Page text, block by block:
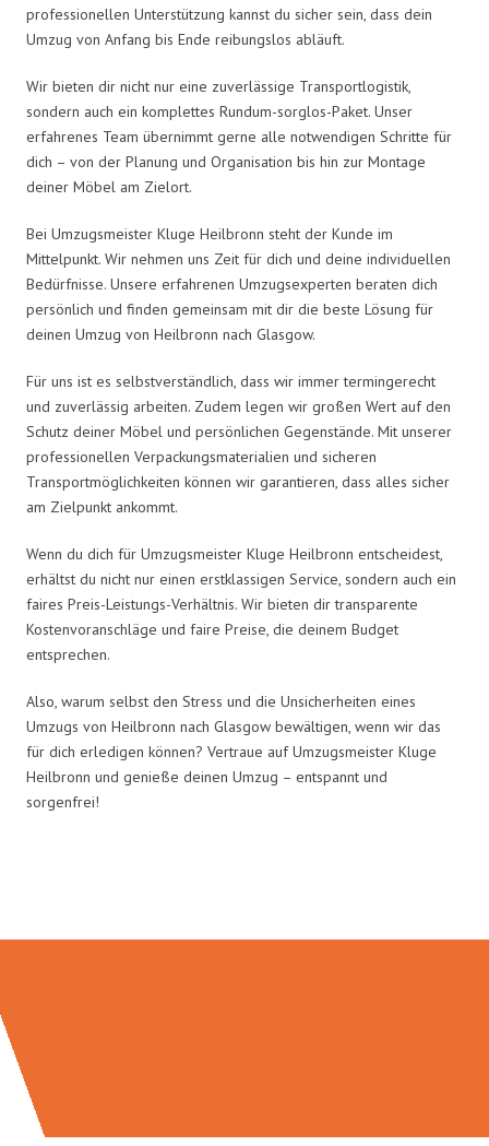
professionellen Unterstützung kannst du sicher sein, dass dein
Umzug von Anfang bis Ende reibungslos abläuft.
Wir bieten dir nicht nur eine zuverlässige Transportlogistik,
sondern auch ein komplettes Rundum-sorglos-Paket. Unser
erfahrenes Team übernimmt gerne alle notwendigen Schritte für
dich – von der Planung und Organisation bis hin zur Montage
deiner Möbel am Zielort.
Bei Umzugsmeister Kluge Heilbronn steht der Kunde im
Mittelpunkt. Wir nehmen uns Zeit für dich und deine individuellen
Bedürfnisse. Unsere erfahrenen Umzugsexperten beraten dich
persönlich und finden gemeinsam mit dir die beste Lösung für
deinen Umzug von Heilbronn nach Glasgow.
Für uns ist es selbstverständlich, dass wir immer termingerecht
und zuverlässig arbeiten. Zudem legen wir großen Wert auf den
Schutz deiner Möbel und persönlichen Gegenstände. Mit unserer
professionellen Verpackungsmaterialien und sicheren
Transportmöglichkeiten können wir garantieren, dass alles sicher
am Zielpunkt ankommt.
Wenn du dich für Umzugsmeister Kluge Heilbronn entscheidest,
erhältst du nicht nur einen erstklassigen Service, sondern auch ein
faires Preis-Leistungs-Verhältnis. Wir bieten dir transparente
Kostenvoranschläge und faire Preise, die deinem Budget
entsprechen.
Also, warum selbst den Stress und die Unsicherheiten eines
Umzugs von Heilbronn nach Glasgow bewältigen, wenn wir das
für dich erledigen können? Vertraue auf Umzugsmeister Kluge
Heilbronn und genieße deinen Umzug – entspannt und
sorgenfrei!